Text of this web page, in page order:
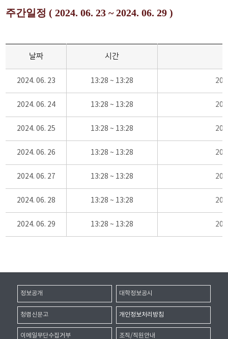
주간일정 ( 2024. 06. 23 ~ 2024. 06. 29 )
날짜 시간
2024. 06. 23 13:28 ~ 13:28
2024. 06. 24 13:28 ~ 13:28
2024. 06. 25 13:28 ~ 13:28
2024. 06. 26 13:28 ~ 13:28
2024. 06. 27 13:28 ~ 13:28
2024. 06. 28 13:28 ~ 13:28
2024. 06. 29 13:28 ~ 13:28
정보공개 대학정보공시
청렴신문고 개인정보처리방침
이메일무단수집거부 조직/직원안내